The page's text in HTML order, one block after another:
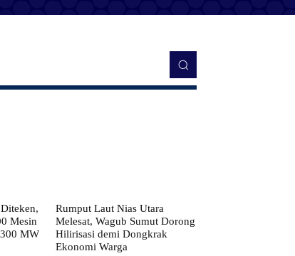
Mesin
MW
Rumput Laut Nias Utara
Melesat, Wagub Sumut Dorong
Hilirisasi demi Dongkrak
Ekonomi Warga